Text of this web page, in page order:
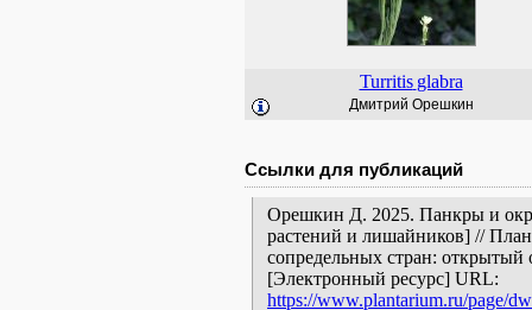
Turritis glabra
Дмитрий Орешкин
Ссылки для публикаций
Орешкин Д. 2025. Панкры и
растений и лишайников] //
сопредельных стран: открытый
[Электронный ресурс] URL:
https://www.plantarium.ru/page/